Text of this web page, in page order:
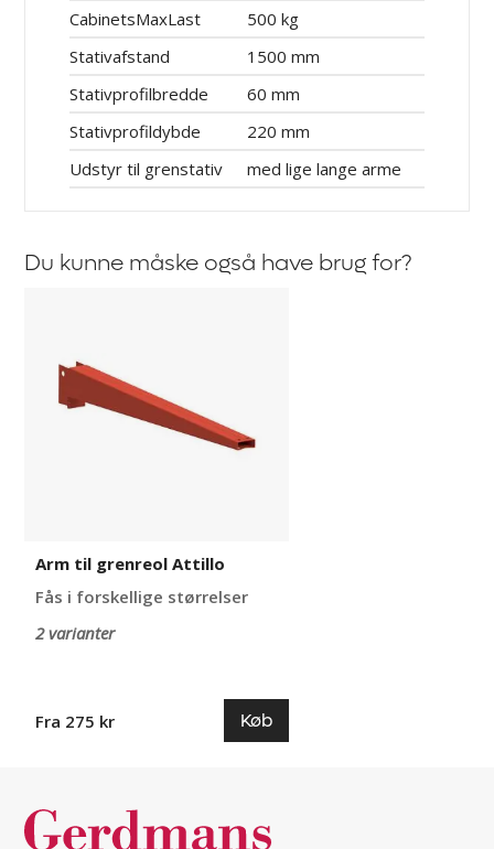
CabinetsMaxLast
500 kg
Stativafstand
1500 mm
Stativprofilbredde
60 mm
Stativprofildybde
220 mm
Udstyr til grenstativ
med lige lange arme
Du kunne måske også have brug for?
Attillo
Arm til grenreol Attillo
Fås i forskellige størrelser
2 varianter
Fra 275 kr Køb